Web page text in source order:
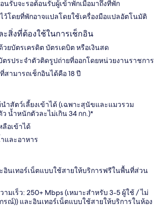
นรับจะรอต้อนรับผู้เข้าพักเมื่อมาถึงที่พัก
ว้โดยที่พักอาจแปลโดยใช้เครื่องมือแปลอัตโนมัติ
สิ่งที่ต้องใช้ในการเช็กอิน
วยบัตรเครดิต บัตรเดบิต หรือเงินสด
ตรประจำตัวติดรูปถ่ายที่ออกโดยหน่วยงานราชการ
สามารถเช็กอินได้คือ 18 ปี
ำสัตว์เลี้ยงเข้าได้ (เฉพาะสุนัขและแมวรวม
น้ำหนักตัวละไม่เกิน 34 กก.)*
ลือเข้าได้
และอาหาร
อินเทอร์เน็ตแบบใช้สายให้บริการฟรีในพื้นที่ส่วน
ามเร็ว: 250+ Mbps (เหมาะสำหรับ 3-5 ผู้ใช้ / ไม่
กรณ์)) และอินเทอร์เน็ตแบบใช้สายให้บริการในห้อง